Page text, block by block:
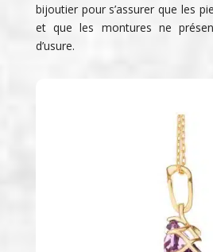
bijoutier pour s’assurer que les
et que les montures ne
d’usure.